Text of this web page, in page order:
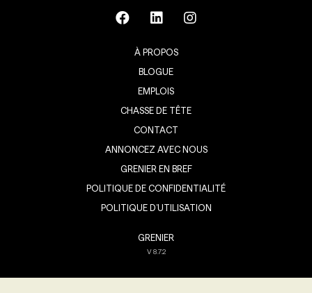
À PROPOS
BLOGUE
EMPLOIS
CHASSE DE TÊTE
CONTACT
ANNONCEZ AVEC NOUS
GRENIER EN BREF
POLITIQUE DE CONFIDENTIALITÉ
POLITIQUE D’UTILISATION
GRENIER
V8.7.2